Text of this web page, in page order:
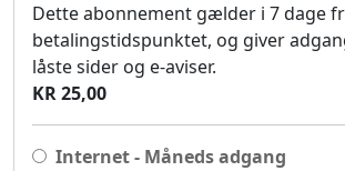
Dette abonnement gælder i 7 dage
betalingstidspunktet, og giver
låste sider og e-aviser.
KR 25,00
Internet - Måneds adgang